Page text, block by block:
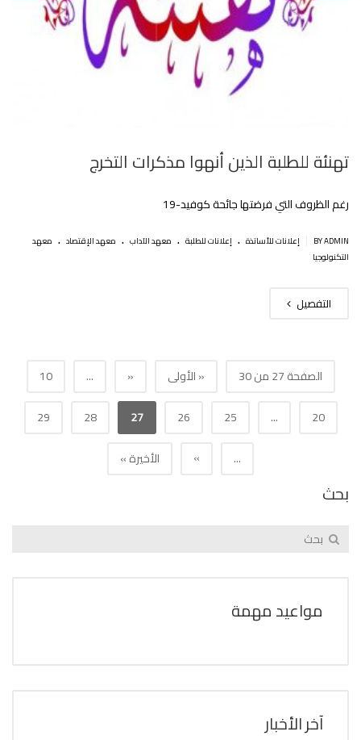
تهنئة للطلبة الذين أنهوا مذكرات التخرج
رغم الظروف التي فرضتها جائحة كوفيد-19
BY ADMIN إعلانات للأساتذة . إعلانات للطلبة . معهد الآداب . معهد الإقتصاد . معهد
التكنولوجيا
التفصيل
الصفحة 27 من 30 « الأولى «
...
10
20
...
25
26
27
28
29
...
» الأخيرة »
بحث
مواعيد مهمة
آخر الأخبار